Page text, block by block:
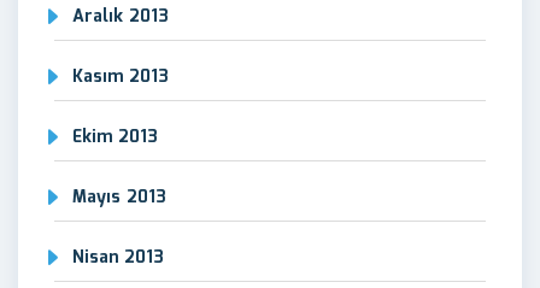
Aralık 2013
Kasım 2013
Ekim 2013
Mayıs 2013
Nisan 2013